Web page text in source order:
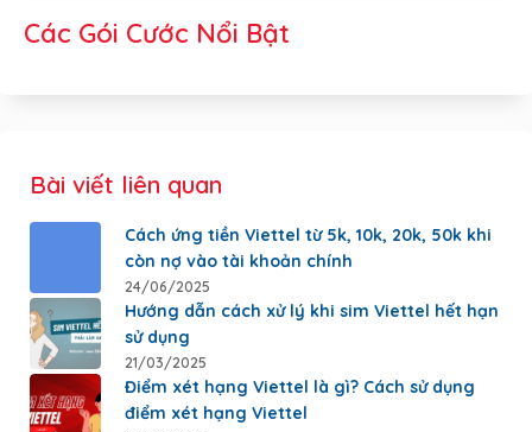
Các Gói Cước Nổi Bật
Bài viết liên quan
Cách ứng tiền Viettel từ 5k, 10k, 20k, 50k khi
còn nợ vào tài khoản chính
24/06/2025
Hướng dẫn cách xử lý khi sim Viettel hết hạn
sử dụng
21/03/2025
Điểm xét hạng Viettel là gì? Cách sử dụng
điểm xét hạng Viettel